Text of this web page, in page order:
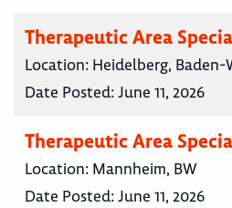
Therapeutic Area
Location: Heidelberg,
Date Posted:June 11, 2026
Therapeutic Area
Location: Mannheim, BW
Date Posted:June 11, 2026